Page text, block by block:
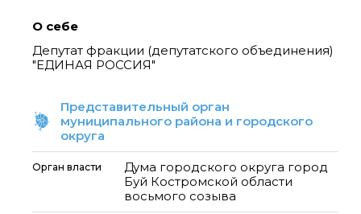
О себе
Депутат фракции (депутатского объединения)
"ЕДИНАЯ РОССИЯ"
Представительный орган
муниципального района и городского
округа
Орган власти
Дума городского округа город
Буй Костромской области
восьмого созыва